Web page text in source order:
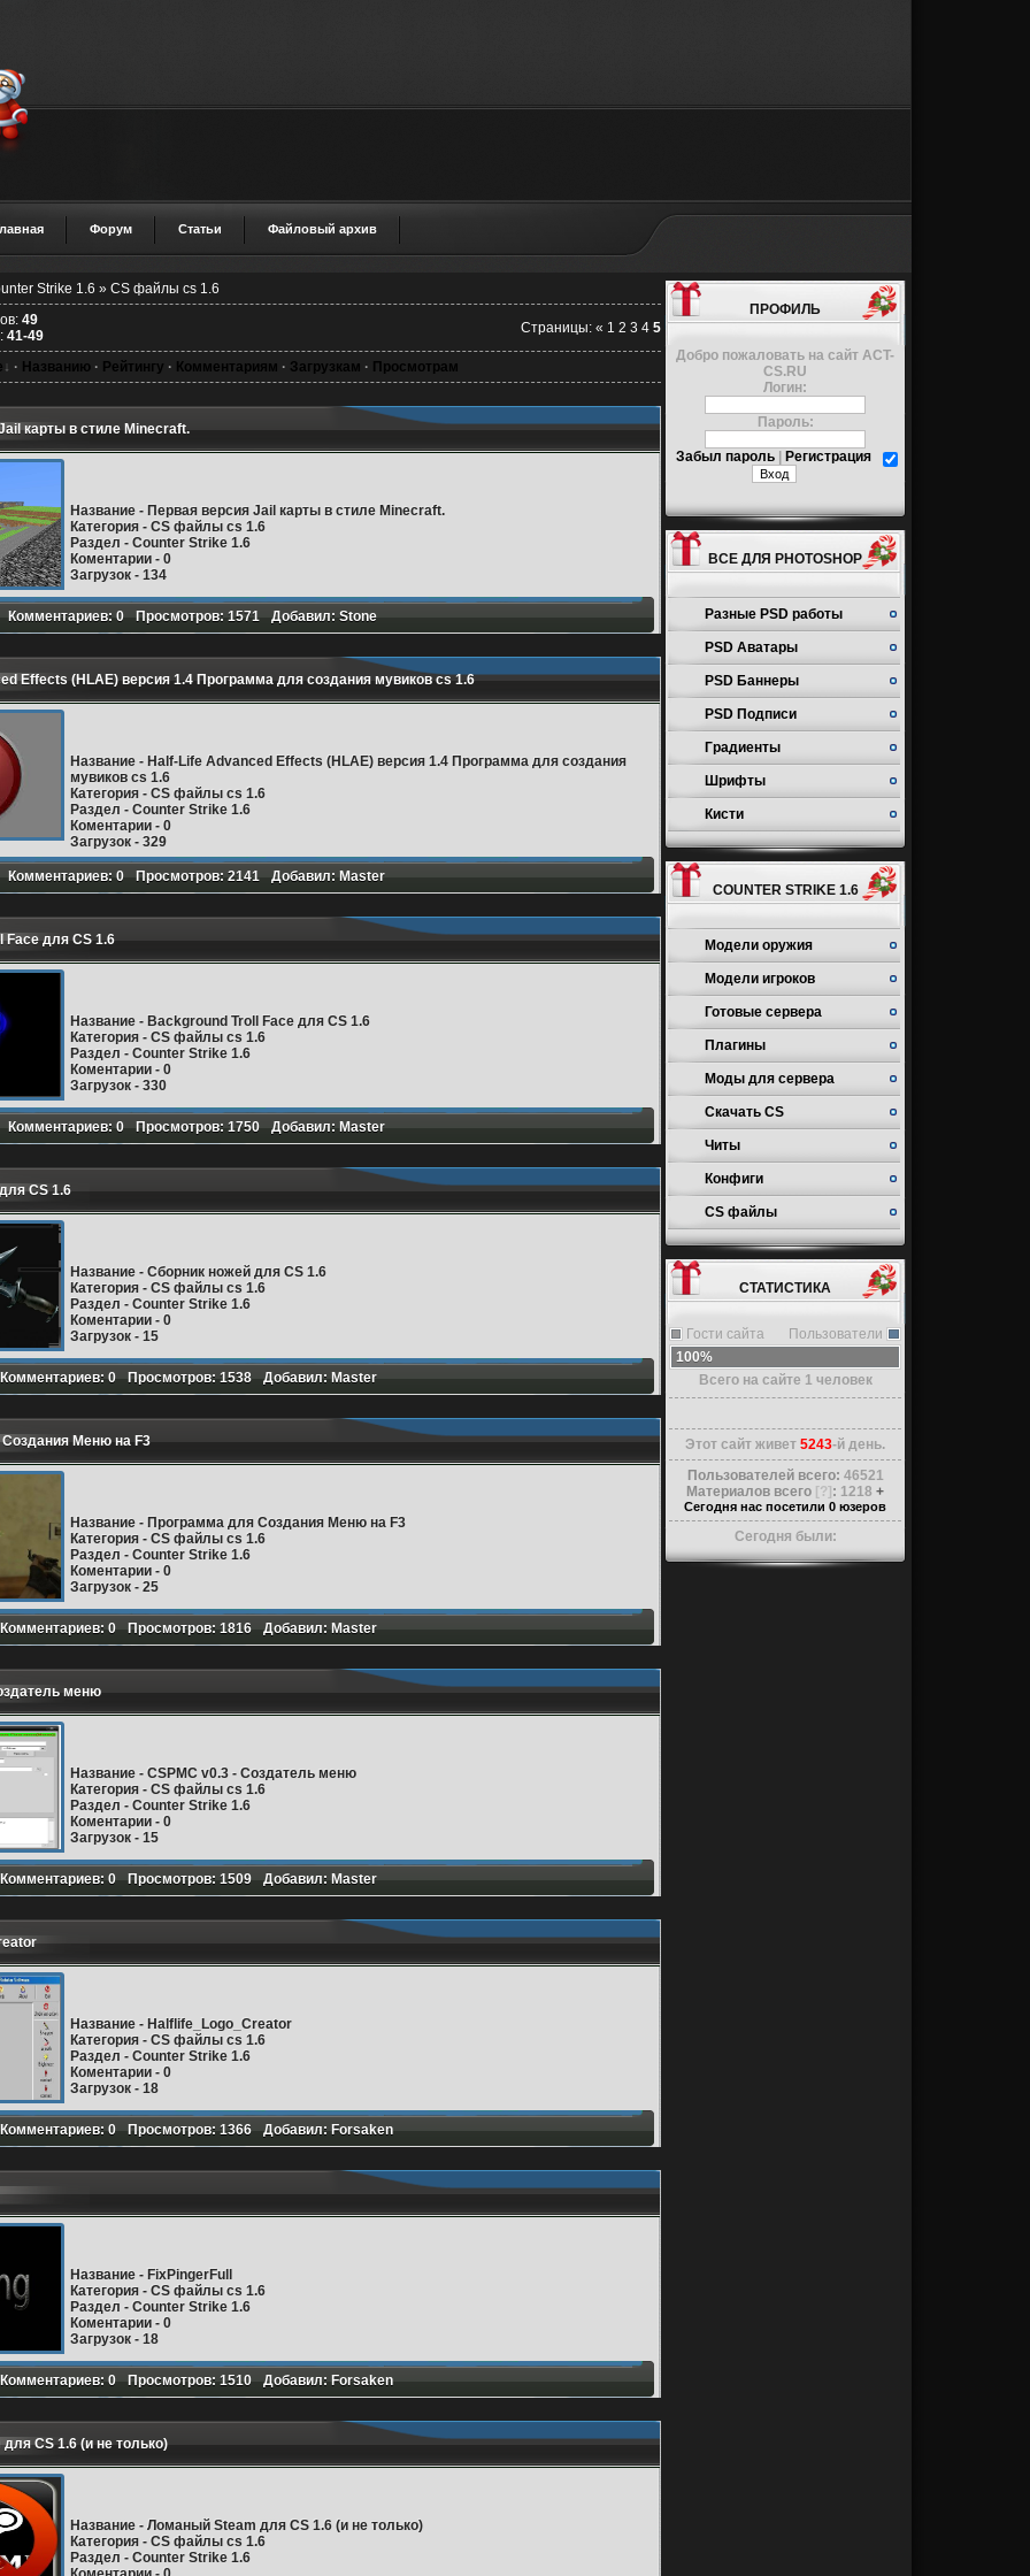
Форум Статьи Файловый архив
ПРОФИЛЬ
Добро пожаловать на сайт ACT-
CS.RU
Логин:
Пароль:
Забыл пароль Регистрация
ВСЕ ДЛЯ PHOTOSHOP
Разные PSD работы
PSD Аватары
PSD Баннеры
PSD Подписи
Градиенты
Шрифты
Кисти
COUNTER STRIKE 1.6
Модели оружия
Модели игроков
Готовые сервера
Плагины
Моды для сервера
Скачать CS
Читы
Конфиги
CS файлы
СТАТИСТИКА
Гости сайта
Пользователи
100%
Всего на сайте 1 человек
Этот сайт живет 5243-й день.
Пользователей всего: 46521
Материалов всего [?] : 1218 +
Сегодня нас посетили 0 юзеров
Сегодня были:
Strike 1.6 » CS файлы cs 1.6
: 49
: 41-49 Страницы: « 1 2 3 4 5
· Названию · Рейтингу · Комментариям · Загрузкам · Просмотрам
карты в стиле Minecraft.
Название - Первая версия Jail карты в стиле Minecraft.
Категория - CS файлы cs 1.6
Раздел - Counter Strike 1.6
Коментарии - 0
Загрузок - 134
Комментариев: 0 Просмотров: 1571
Добавил: Stone
Effects (HLAE) версия 1.4 Программа для создания мувиков cs 1.6
Название - Half-Life Advanced Effects (HLAE) версия 1.4 Программа для создания
мувиков cs 1.6
Категория - CS файлы cs 1.6
Раздел - Counter Strike 1.6
Коментарии - 0
Загрузок - 329
Комментариев: 0 Просмотров: 2141
Добавил: Master
Face для CS 1.6
Название - Background Troll Face для CS 1.6
Категория - CS файлы cs 1.6
Раздел - Counter Strike 1.6
Коментарии - 0
Загрузок - 330
Комментариев: 0 Просмотров: 1750
Добавил: Master
CS 1.6
Название - Сборник ножей для CS 1.6
Категория - CS файлы cs 1.6
Раздел - Counter Strike 1.6
Коментарии - 0
Загрузок - 15
Комментариев: 0 Просмотров: 1538
Добавил: Master
Меню на F3
Название - Программа для Создания Меню на F3
Категория - CS файлы cs 1.6
Раздел - Counter Strike 1.6
Коментарии - 0
Загрузок - 25
Комментариев: 0 Просмотров: 1816
Добавил: Master
меню
Название - CSPMC v0.3 - Создатель меню
Категория - CS файлы cs 1.6
Раздел - Counter Strike 1.6
Коментарии - 0
Загрузок - 15
Комментариев: 0 Просмотров: 1509
Добавил: Master
Название - Halflife_Logo_Creator
Категория - CS файлы cs 1.6
Раздел - Counter Strike 1.6
Коментарии - 0
Загрузок - 18
Комментариев: 0 Просмотров: 1366
Добавил: Forsaken
Название - FixPingerFull
Категория - CS файлы cs 1.6
Раздел - Counter Strike 1.6
Коментарии - 0
Загрузок - 18
Комментариев: 0 Просмотров: 1510
Добавил: Forsaken
CS 1.6 (и не только)
Название - Ломаный Steam для CS 1.6 (и не только)
Категория - CS файлы cs 1.6
Раздел - Counter Strike 1.6